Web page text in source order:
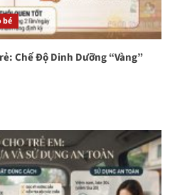
bé
Chế Độ Dinh Dưỡng “Vàng”